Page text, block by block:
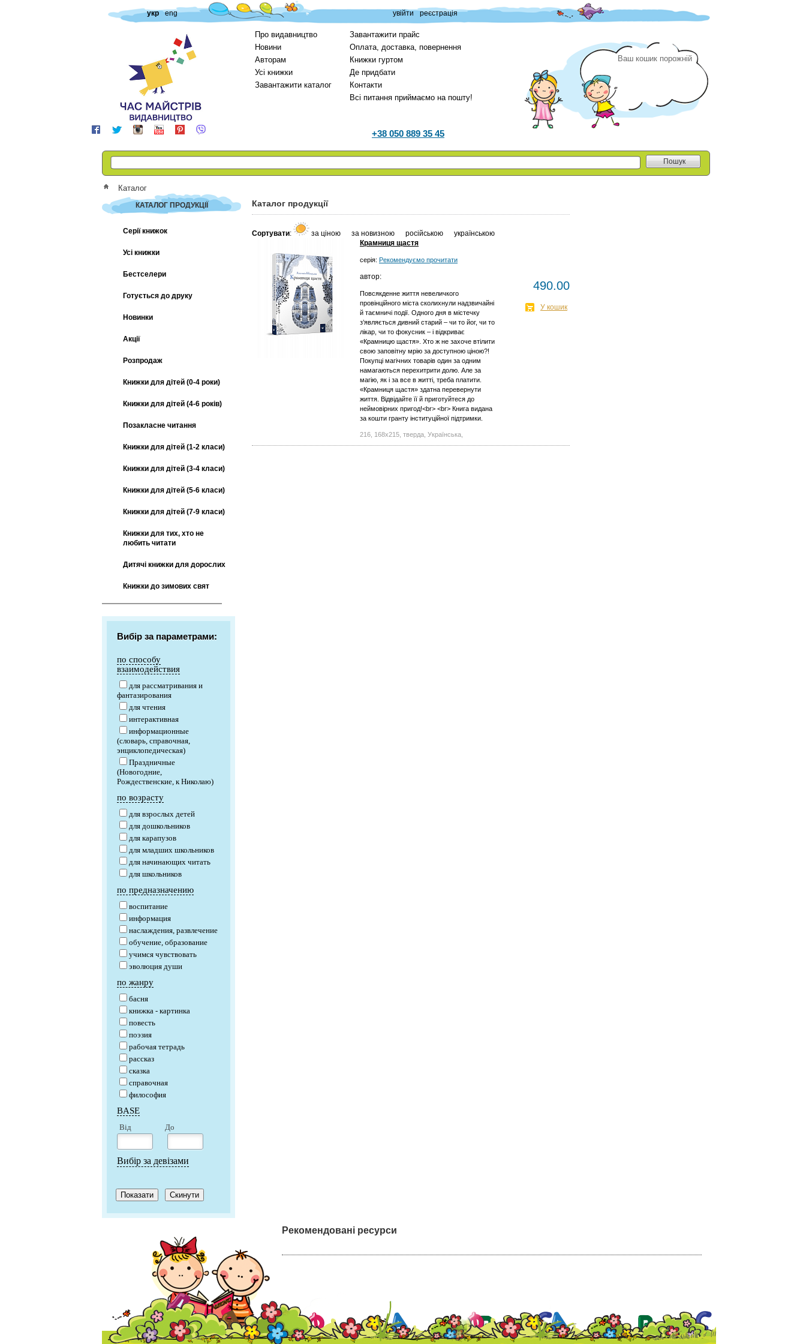
укр eng увійти реєстрація
Ваш кошик порожній
Про видавництво
Новини
Авторам
Усі книжки
Завантажити каталог
Завантажити прайс
Оплата, доставка, повернення
Книжки гуртом
Де придбати
Контакти
Всі питання приймаємо на пошту!
+38 050 889 35 45
Пошук
Каталог
КАТАЛОГ ПРОДУКЦІЇ
Серії книжок
Усі книжки
Бестселери
Готується до друку
Новинки
Акції
Розпродаж
Книжки для дітей (0-4 роки)
Книжки для дітей (4-6 років)
Позакласне читання
Книжки для дітей (1-2 класи)
Книжки для дітей (3-4 класи)
Книжки для дітей (5-6 класи)
Книжки для дітей (7-9 класи)
Книжки для тих, хто не
любить читати
Дитячі книжки для дорослих
Книжки до зимових свят
Вибір за параметрами:
по способу
взаимодействия
для рассматривания и
фантазирования
для чтения
интерактивная
информационные
(словарь, справочная,
энциклопедическая)
Праздничные
(Новогодние,
Рождественские, к Николаю)
по возрасту
для взрослых детей
для дошкольников
для карапузов
для младших школьников
для начинающих читать
для школьников
по предназначению
воспитание
информация
наслаждения, развлечение
обучение, образование
учимся чувствовать
эволюция души
по жанру
басня
книжка - картинка
повесть
поэзия
рабочая тетрадь
рассказ
сказка
справочная
философия
BASE
Від До
Вибір за девізами
Каталог продукції
Сортувати: за ціною за новизною російською українською
490.00
У кошик
Крамниця щастя
серія: Рекомендуємо прочитати
автор:
Повсякденне життя невеличкого
провінційного міста сколихнули надзвичайні
й таємничі події. Одного дня в містечку
з’являється дивний старий – чи то йог, чи то
лікар, чи то фокусник – і відкриває
«Крамницю щастя». Хто ж не захоче втілити
свою заповітну мрію за доступною ціною?!
Покупці магічних товарів один за одним
намагаються перехитрити долю. Але за
магію, як і за все в житті, треба платити.
«Крамниця щастя» здатна перевернути
життя. Відвідайте її й приготуйтеся до
неймовірних пригод!<br> <br> Книга видана
за кошти гранту інституційної підтримки.
216, 168х215, тверда, Українська,
Рекомендовані ресурси